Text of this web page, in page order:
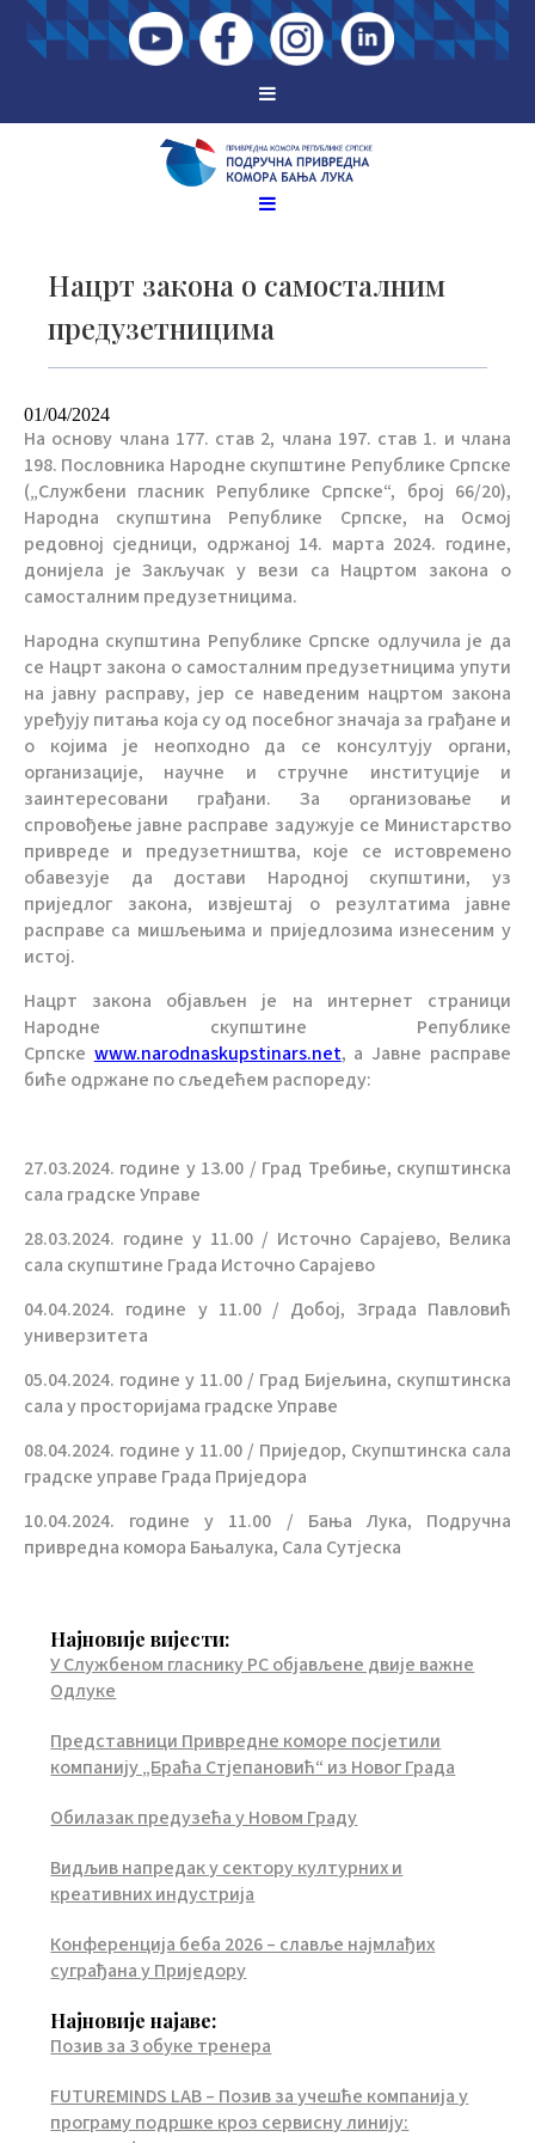
Нацрт закона о самосталним
предузетницима
01/04/2024
На основу члана 177. став 2, члана 197. став 1. и члана
198. Пословника Народне скупштине Републике Српске
(„Службени гласник Републике Српске“, број 66/20),
Народна скупштина Републике Српске, на Осмој
редовној сједници, одржаној 14. марта 2024. године,
донијела је Закључак у вези са Нацртом закона о
самосталним предузетницима.
Народна скупштина Републике Српске одлучила је да
се Нацрт закона о самосталним предузетницима упути
на јавну расправу, јер се наведеним нацртом закона
уређују питања која су од посебног значаја за грађане и
о којима је неопходно да се консултују органи,
организације, научне и стручне институције и
заинтересовани грађани. За организовање и
спровођење јавне расправе задужује се Министарство
привреде и предузетништва, које се истовремено
обавезује да достави Народној скупштини, уз
приједлог закона, извјештај о резултатима јавне
расправе са мишљењима и приједлозима изнесеним у
истој.
Нацрт закона објављен је на интернет страници
Народне скупштине Републике
Српске www.narodnaskupstinars.net, а Јавне расправе
биће одржане по сљедећем распореду:
27.03.2024. године у 13.00 / Град Требиње, скупштинска
сала градске Управе
28.03.2024. године у 11.00 / Источно Сарајево, Велика
сала скупштине Града Источно Сарајево
04.04.2024. године у 11.00 / Добој, Зграда Павловић
универзитета
05.04.2024. године у 11.00 / Град Бијељина, скупштинска
сала у просторијама градске Управе
08.04.2024. године у 11.00 / Приједор, Скупштинска сала
градске управе Града Приједора
10.04.2024. године у 11.00 / Бања Лука, Подручна
привредна комора Бањалука, Сала Сутјеска
Најновије вијести:
У Службеном гласнику РС објављене двије важне
Одлуке
Представници Привредне коморе посјетили
компанију „Браћа Стјепановић“ из Новог Града
Обилазак предузећа у Новом Граду
Видљив напредак у сектору културних и
креативних индустрија
Конференција беба 2026 – славље најмлађих
суграђана у Приједору
Најновије најаве:
Позив за 3 обуке тренера
FUTUREMINDS LAB – Позив за учешће компанија у
програму подршке кроз сервисну линију: